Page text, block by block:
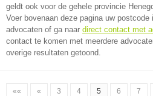
geldt ook voor de gehele provincie
Voer bovenaan deze pagina uw
advocaten of ga naar direct contact met
contact te komen met meerdere
overige resultaten getoond.
«« « 3 4 5 6 7